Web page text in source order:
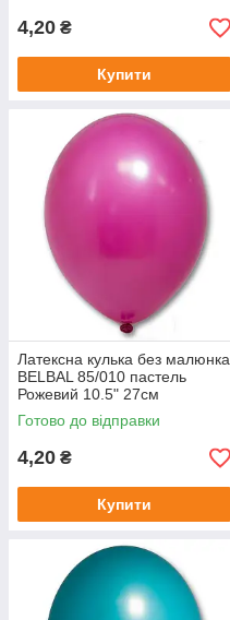
4,20 ₴
Купити
Латексна кулька без малюнка
BELBAL 85/010 пастель
Рожевий 10.5" 27см
Готово до відправки
4,20 ₴
Купити